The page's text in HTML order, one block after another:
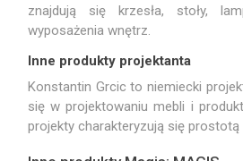
znajdują się krzesła, stoły,
wyposażenia wnętrz.
Inne produkty projektanta
Konstantin Grcic to niemiecki
się w projektowaniu mebli i
projekty charakteryzują się prostotą